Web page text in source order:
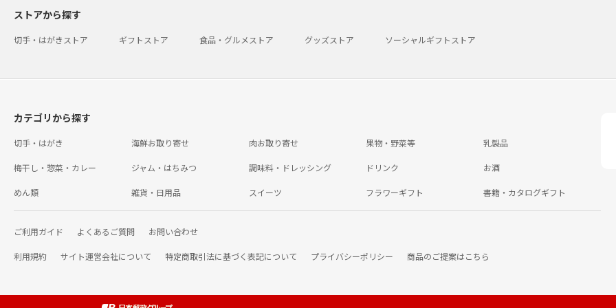
ストアから探す
切手・はがきストア ギフトストア 食品・グルメストア グッズストア ソーシャルギフトストア
カテゴリから探す
切手・はがき 海鮮お取り寄せ 肉お取り寄せ 果物・野菜等 乳製品
梅干し・惣菜・カレー ジャム・はちみつ 調味料・ドレッシング ドリンク お酒
めん類 雑貨・日用品 スイーツ フラワーギフト 書籍・カタログギフト
ご利用ガイド よくあるご質問 お問い合わせ
利用規約 サイト運営会社について 特定商取引法に基づく表記について プライバシーポリシー 商品のご提案はこちら